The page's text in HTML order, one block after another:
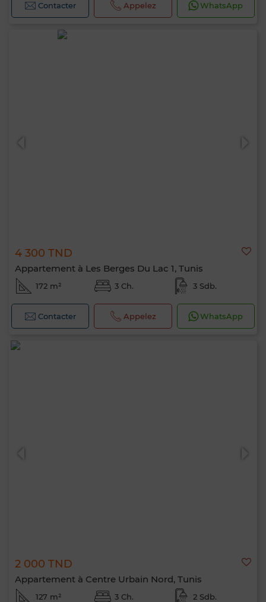
Contacter Appelez WhatsApp
4 300 TND
Appartement à Les Berges Du Lac 1, Tunis
172 m² 3 Ch. 3 Sdb.
Contacter Appelez WhatsApp
2 000 TND
Appartement à Centre Urbain Nord, Tunis
127 m² 3 Ch. 2 Sdb.